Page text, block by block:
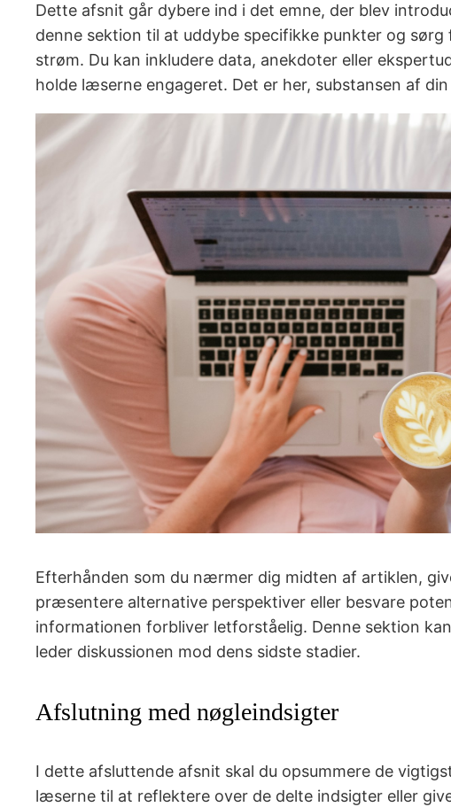
Dette afsnit går dybere ind i det emne, der blev
denne sektion til at uddybe specifikke punkter og
strøm. Du kan inkludere data, anekdoter eller
holde læserne engageret. Det er her, substansen af
Efterhånden som du nærmer dig midten af artiklen,
præsentere alternative perspektiver eller besvare
informationen forbliver letforståelig. Denne sektion
leder diskussionen mod dens sidste stadier.
Afslutning med nøgleindsigter
I dette afsluttende afsnit skal du opsummere de
læserne til at reflektere over de delte indsigter eller